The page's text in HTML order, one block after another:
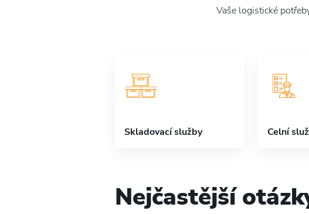
Vaše logistické
Skladovací služby Celní
Nejčastější